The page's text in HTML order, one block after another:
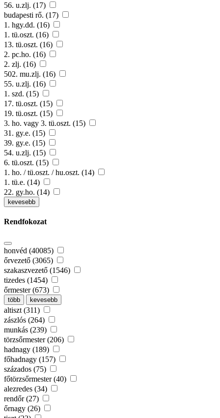
56. u.zlj. (17)
budapesti rő. (17)
1. hgy.dd. (16)
1. tü.oszt. (16)
13. tü.oszt. (16)
2. pc.ho. (16)
2. zlj. (16)
502. mu.zlj. (16)
55. u.zlj. (16)
1. szd. (15)
17. tü.oszt. (15)
19. tü.oszt. (15)
3. ho. vagy 3. tü.oszt. (15)
31. gy.e. (15)
39. gy.e. (15)
54. u.zlj. (15)
6. tü.oszt. (15)
1. ho. / tü.oszt. / hu.oszt. (14)
1. tü.e. (14)
22. gy.ho. (14)
kevesebb
Rendfokozat
honvéd (40085)
őrvezető (3065)
szakaszvezető (1546)
tizedes (1454)
őrmester (673)
több kevesebb
altiszt (311)
zászlós (264)
munkás (239)
törzsőrmester (206)
hadnagy (189)
főhadnagy (157)
százados (75)
főtörzsőrmester (40)
alezredes (34)
rendőr (27)
őrnagy (26)